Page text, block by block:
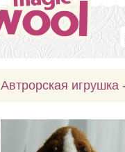
Автрорская игрушка